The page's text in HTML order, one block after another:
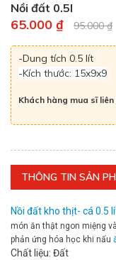
Nồi đất 0.5l
65.000 ₫ 95.000 ₫
-Dung tích 0.5 lít
-Kích thước: 15x9x9
Khách hàng mua sĩ
THÔNG TIN SẢN
Nồi đất kho thịt- cá 0.5
món ăn thật ngon miệng
phản ứng hóa học khi nấu
Chất liệu: Đất